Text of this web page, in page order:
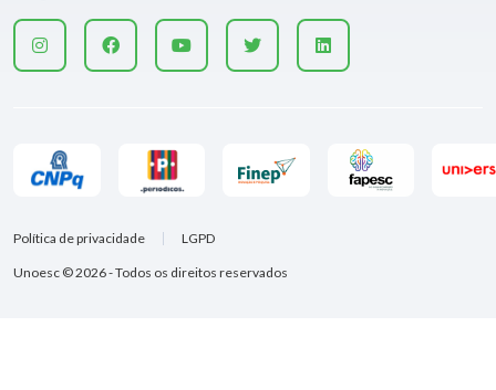
Unoesc © 2026 - Todos os direitos reservados
Política de privacidade LGPD